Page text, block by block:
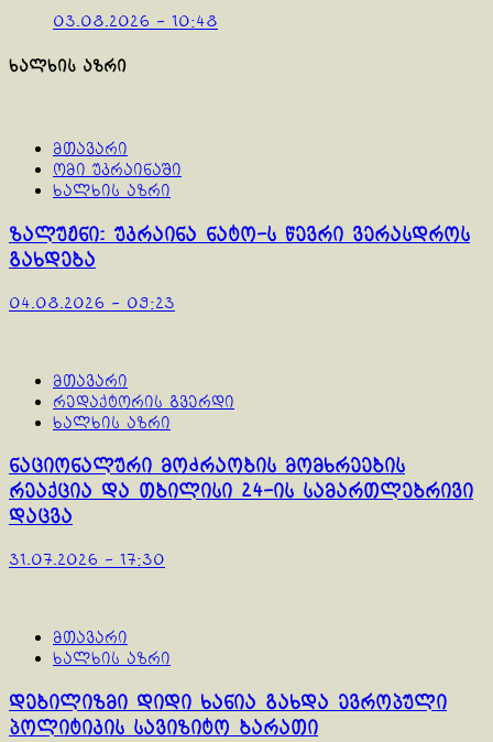
03.08.2026 - 10:48
ხალხის აზრი
მთავარი
ომი უკრაინაში
ხალხის აზრი
ზალუჟნი: უკრაინა ნატო-ს წევრი ვერასდროს
გახდება
04.08.2026 - 09:23
მთავარი
რედაქტორის გვერდი
ხალხის აზრი
ნაციონალური მოძრაობის მომხრეების
რეაქცია და თბილისი 24-ის სამართლებრივი
დაცვა
31.07.2026 - 17:30
მთავარი
ხალხის აზრი
დებილიზმი დიდი ხანია გახდა ევროპული
პოლიტიკის სავიზიტო ბარათი